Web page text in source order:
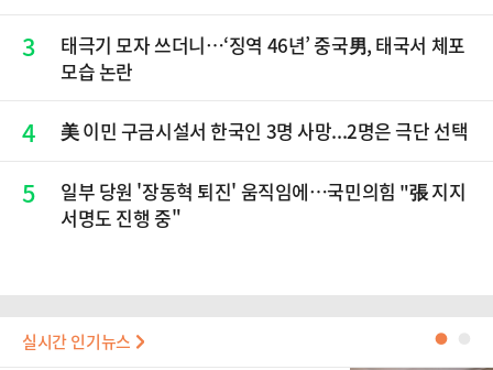
3
태극기 모자 쓰더니…‘징역 46년’ 중국男, 태국서 체포
모습 논란
4 美 이민 구금시설서 한국인 3명 사망...2명은 극단 선택
5
일부 당원 '장동혁 퇴진' 움직임에…국민의힘 "張 지지
서명도 진행 중"
실시간 인기뉴스 ●